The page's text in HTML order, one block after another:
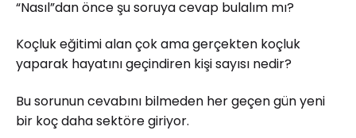
“Nasıl”dan önce şu soruya cevap bulalım mı?
Koçluk eğitimi alan çok ama gerçekten koçluk
yaparak hayatını geçindiren kişi sayısı nedir?
Bu sorunun cevabını bilmeden her geçen gün yeni
bir koç daha sektöre giriyor.